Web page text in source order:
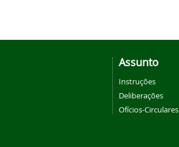
Assunto
Instruções
Deliberações
Ofícios-Circulares